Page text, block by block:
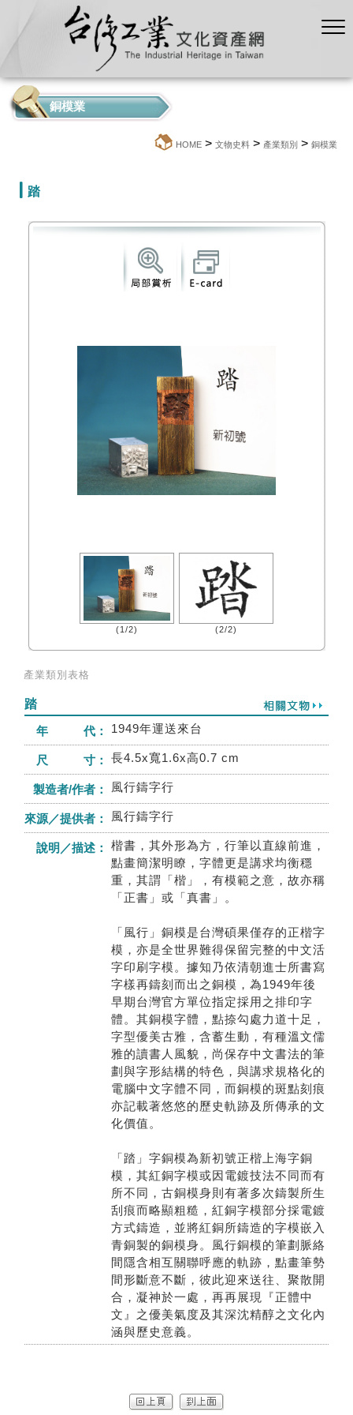
銅模業
HOME > 文物史料 > 產業類別 > 銅模業
踏
(1/2) (2/2)
產業類別表格
踏
年 代：
1949年運送來台
尺 寸： 長4.5x寬1.6x高0.7 cm
製造者/作者： 風行鑄字行
來源／提供者： 風行鑄字行
說明／描述：
楷書，其外形為方，行筆以直線前進，
點畫簡潔明瞭，字體更是講求均衡穩
重，其謂「楷」，有模範之意，故亦稱
「正書」或「真書」。
「風行」銅模是台灣碩果僅存的正楷字
模，亦是全世界難得保留完整的中文活
字印刷字模。據知乃依清朝進士所書寫
字樣再鑄刻而出之銅模，為1949年後
早期台灣官方單位指定採用之排印字
體。其銅模字體，點捺勾處力道十足，
字型優美古雅，含蓄生動，有種溫文儒
雅的讀書人風貌，尚保存中文書法的筆
劃與字形結構的特色，與講求規格化的
電腦中文字體不同，而銅模的斑點刻痕
亦記載著悠悠的歷史軌跡及所傳承的文
化價值。
「踏」字銅模為新初號正楷上海字銅
模，其紅銅字模或因電鍍技法不同而有
所不同，古銅模身則有著多次鑄製所生
刮痕而略顯粗糙，紅銅字模部分採電鍍
方式鑄造，並將紅銅所鑄造的字模嵌入
青銅製的銅模身。風行銅模的筆劃脈絡
間隱含相互關聯呼應的軌跡，點畫筆勢
間形斷意不斷，彼此迎來送往、聚散開
合，凝神於一處，再再展現『正體中
文』之優美氣度及其深沈精醇之文化內
涵與歷史意義。